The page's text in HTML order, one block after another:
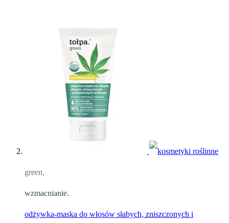
green,
wzmacnianie.
odżywka-maska do włosów słabych, zniszczonych i